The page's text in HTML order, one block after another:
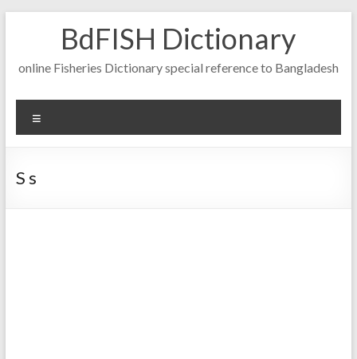
BdFISH Dictionary
online Fisheries Dictionary special reference to Bangladesh
S s